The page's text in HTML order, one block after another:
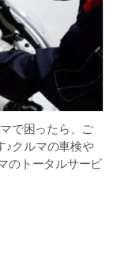
で困ったら、ご
♪クルマの車検や
のトータルサービ
じめ豊富なカー